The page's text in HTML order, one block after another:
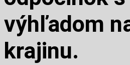
výhľadom
krajinu.